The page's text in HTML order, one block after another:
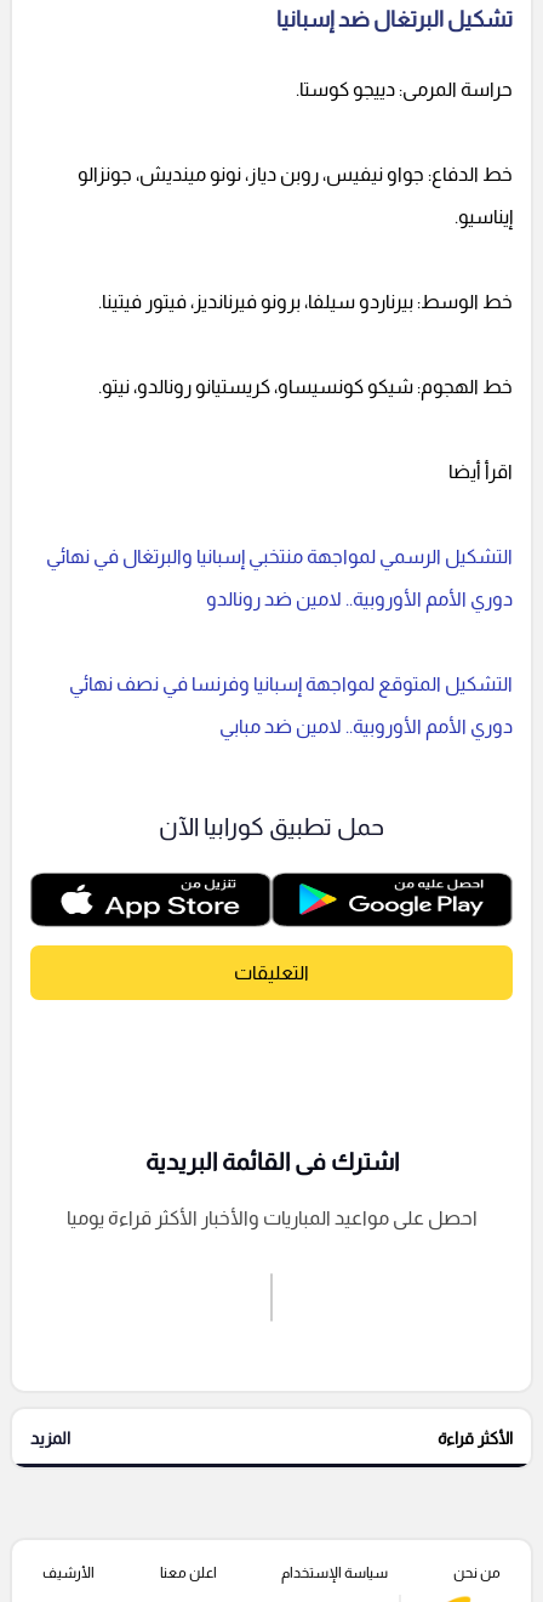
تشكيل البرتغال ضد إسبانيا
حراسة المرمى: دييجو كوستا.
خط الدفاع: جواو نيفيس، روبن دياز، نونو مينديش، جونزالو
إيناسيو.
خط الوسط: بيرناردو سيلفا، برونو فيرنانديز، فيتور فيتينا.
خط الهجوم: شيكو كونسيساو، كريستيانو رونالدو، نيتو.
اقرأ أيضا
التشكيل الرسمي لمواجهة منتخبي إسبانيا والبرتغال في نهائي
دوري الأمم الأوروبية.. لامين ضد رونالدو
التشكيل المتوقع لمواجهة إسبانيا وفرنسا في نصف نهائي
دوري الأمم الأوروبية.. لامين ضد مبابي
حمل تطبيق كورابيا الآن
التعليقات
إرسال تعليق
التعليقات السابقة
اشترك فى القائمة البريدية
احصل على مواعيد المباريات والأخبار الأكثر قراءة يوميا
الأكثر قراءة المزيد
من نحن سياسة الإستخدام اعلن معنا الأرشيف